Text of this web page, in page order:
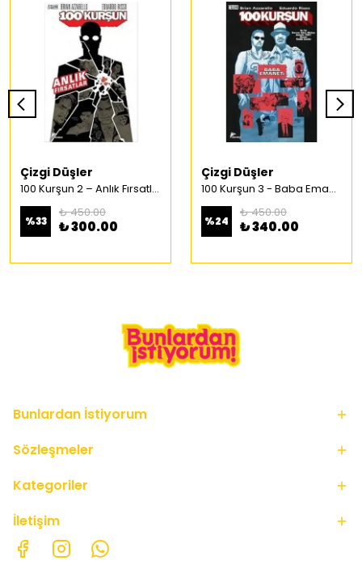
Çizgi Düşler
100 Kurşun 2 – Anlık Fırsatlar Türkçe Çizgi Roman
%33
₺ 450.00
₺ 300.00
Çizgi Düşler
100 Kurşun 3 - Baba Emaneti Türkçe Çizgi Roman
%24
₺ 450.00
₺ 340.00
Bunlardan İstiyorum
Sözleşmeler
Kategoriler
İletişim